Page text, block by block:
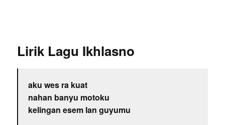
Lirik Lagu Ikhlasno
aku wes ra kuat
nahan banyu motoku
kelingan esem lan guyumu